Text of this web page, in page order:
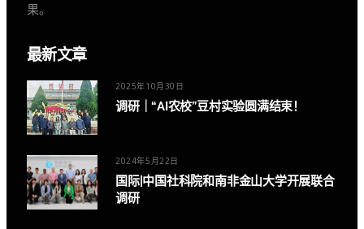
果。
最新文章
2025年10月30日
调研｜“AI农校”豆村实验圆满结束！
2024年5月22日
国际|中国社科院和南非金山大学开展联合
调研